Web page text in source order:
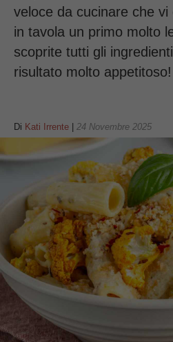
veloce da cucinare che
in tavola un primo molto
scoprite tutti gli
risultato molto appetitoso!
Di Kati Irrente 24 Novembre 2025